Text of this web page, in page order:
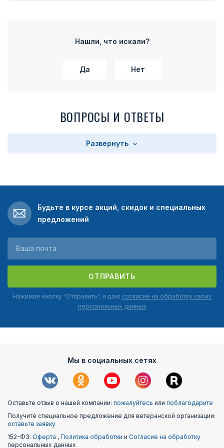
Нашли, что искали?
Да Нет
ВОПРОСЫ И ОТВЕТЫ
Развернуть
Будьте в курсе акций, скидок и специальных
предложений
ОТПРАВИТЬ
Нажимая кнопку "Отправить", я даю согласие на обработку своих
персональных данных
Мы в социальных сетях
Оставьте отзыв о нашей компании: пожалуйтесь или поблагодарите
Получите специальное предложение для ветеранской организации:
оставьте заявку
152-ФЗ: Оферта , Политика обработки и Согласие на обработку
персональных данных